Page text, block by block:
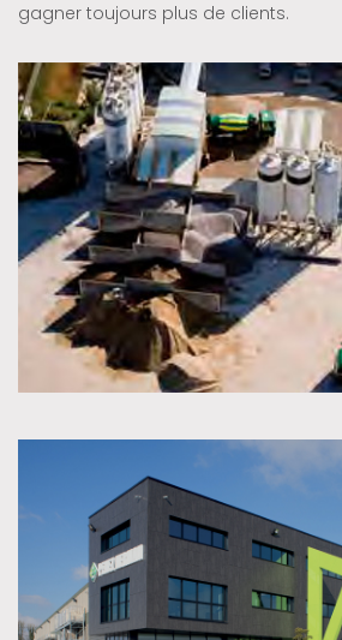
gagner toujours plus de clients.